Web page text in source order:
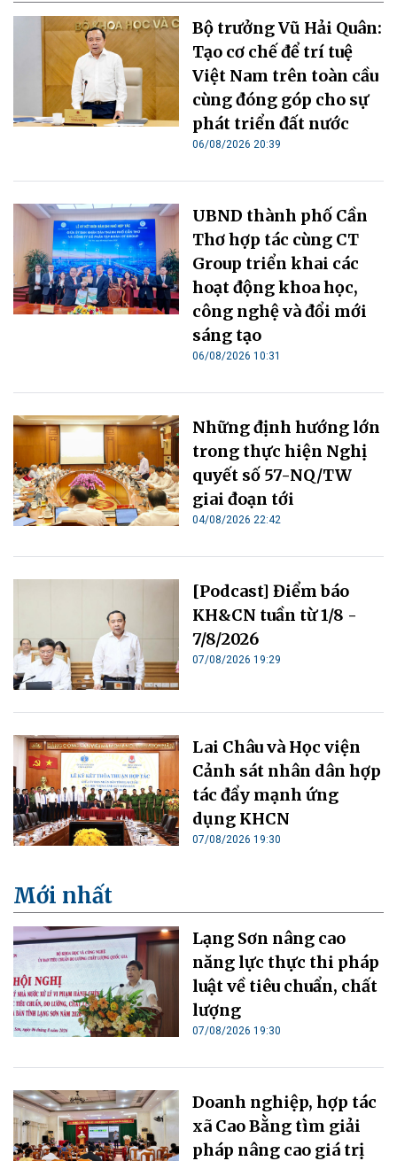
Bộ trưởng Vũ Hải Quân:
Tạo cơ chế để trí tuệ
Việt Nam trên toàn cầu
cùng đóng góp cho sự
phát triển đất nước
06/08/2026 20:39
UBND thành phố Cần
Thơ hợp tác cùng CT
Group triển khai các
hoạt động khoa học,
công nghệ và đổi mới
sáng tạo
06/08/2026 10:31
Những định hướng lớn
trong thực hiện Nghị
quyết số 57-NQ/TW
giai đoạn tới
04/08/2026 22:42
[Podcast] Điểm báo
KH&CN tuần từ 1/8 -
7/8/2026
07/08/2026 19:29
Lai Châu và Học viện
Cảnh sát nhân dân hợp
tác đẩy mạnh ứng
dụng KHCN
07/08/2026 19:30
Mới nhất
Lạng Sơn nâng cao
năng lực thực thi pháp
luật về tiêu chuẩn, chất
lượng
07/08/2026 19:30
Doanh nghiệp, hợp tác
xã Cao Bằng tìm giải
pháp nâng cao giá trị